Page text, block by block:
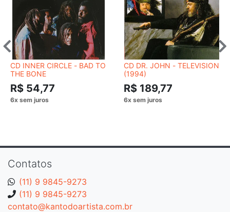
CD INNER CIRCLE - BAD TO
THE BONE
R$ 54,77
CD DR. JOHN - TELEVISION
(1994)
R$ 189,77
Contatos
(11) 9 9845-9273
(11) 9 9845-9273
contato@kantodoartista.com.br